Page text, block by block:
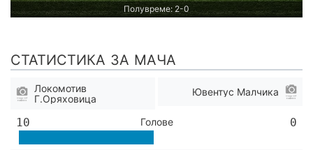
Полувреме: 2-0
СТАТИСТИКА ЗА МАЧА
Локомотив
Г.Оряховица
Ювентус Малчика
10 Голове 0